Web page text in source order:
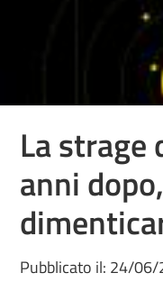
La strage
anni
Pubblicato il: 24/06/